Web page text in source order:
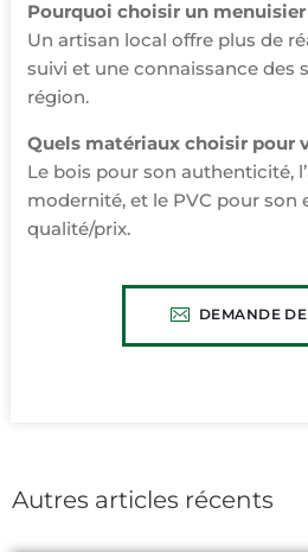
Pourquoi choisir un menuisier
Un artisan local offre plus de
suivi et une connaissance des
région.
Quels matériaux choisir pour
Le bois pour son authenticité,
modernité, et le PVC pour son
qualité/prix.
DEMANDE
Autres articles récents